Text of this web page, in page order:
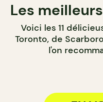
Les
Voici les 11
Toronto, de
l'on